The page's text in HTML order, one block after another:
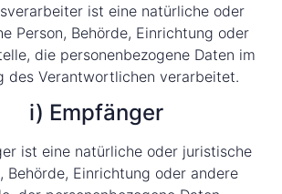
ist eine natürliche oder
Person, Behörde, Einrichtung oder
die personenbezogene Daten im
des Verantwortlichen verarbeitet.
i) Empfänger
ist eine natürliche oder juristische
Behörde, Einrichtung oder andere